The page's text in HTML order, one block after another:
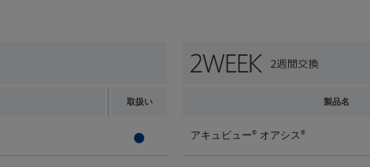
取扱い 製品名
アキュビュー® オアシス ®